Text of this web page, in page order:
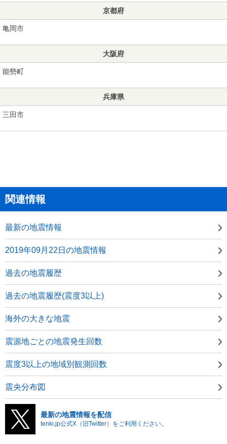
京都府
亀岡市
大阪府
能勢町
兵庫県
三田市
関連情報
最新の地震情報
2019年09月22日の地震情報
過去の地震履歴
過去の地震履歴(震度3以上)
海外の大きな地震
震源地ごとの地震発生回数
震度3以上の地域別観測回数
震央分布図
最新の地震情報を配信
tenki.jp公式X（旧Twitter）をご利用ください。